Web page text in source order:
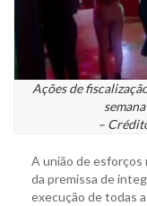
Ações de
–
A união de esforços
da premissa de
execução de todas